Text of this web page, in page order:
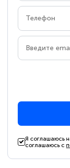
Я соглашаюсь
соглашаюсь с